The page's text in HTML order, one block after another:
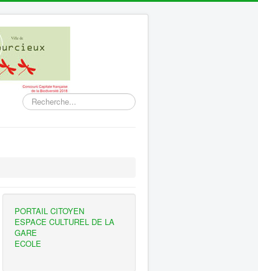
Rechercher
PORTAIL CITOYEN
ESPACE CULTUREL DE LA
GARE
ECOLE